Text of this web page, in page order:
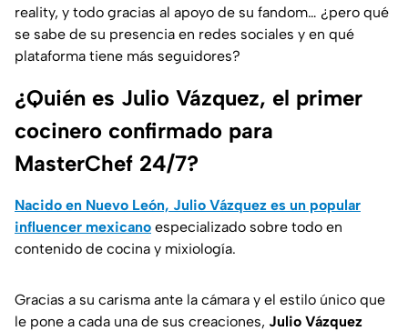
reality, y todo gracias al apoyo de su fandom… ¿pero qué
se sabe de su presencia en redes sociales y en qué
plataforma tiene más seguidores?
¿Quién es Julio Vázquez, el primer
cocinero confirmado para
MasterChef 24/7?
Nacido en Nuevo León, Julio Vázquez es un popular
influencer mexicano especializado sobre todo en
contenido de cocina y mixiología.
Gracias a su carisma ante la cámara y el estilo único que
le pone a cada una de sus creaciones, Julio Vázquez